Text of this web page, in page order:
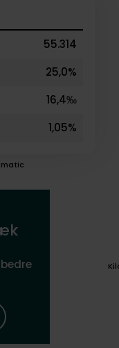
55.314
25,0%
16,4‰
1,05%